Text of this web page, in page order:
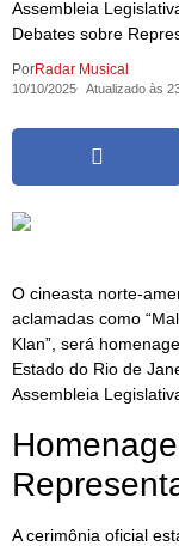
Assembleia
Debates sobre
PorRadar Musical
10/10/2025 Atualizado às
O cineasta norte-
aclamadas como
Klan”, será
Estado do Rio de
Assembleia
A cerimônia oficial